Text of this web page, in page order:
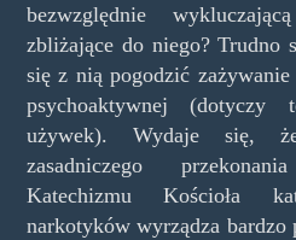
bezwzględnie
zbliżające do niego? Trudno
się z nią pogodzić
psychoaktywnej
używek). Wydaje się,
zasadniczego
Katechizmu Kościoła
narkotyków wyrządza bardzo